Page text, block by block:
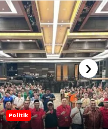
Politik
›